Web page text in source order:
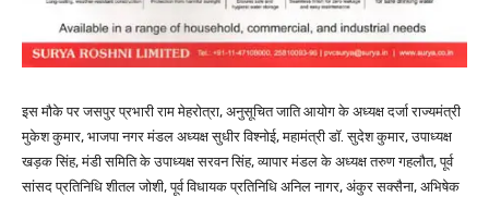
इस मौके पर जसपुर प्रभारी राम मेहरोत्रा, अनुसूचित जाति आयोग के अध्यक्ष दर्जा राज्यमंत्री
मुकेश कुमार, भाजपा नगर मंडल अध्यक्ष सुधीर विश्नोई, महामंत्री डॉ. सुदेश कुमार, उपाध्यक्ष
खड़क सिंह, मंडी समिति के उपाध्यक्ष सरवन सिंह, व्यापार मंडल के अध्यक्ष तरुण गहलौत, पूर्व
सांसद प्रतिनिधि शीतल जोशी, पूर्व विधायक प्रतिनिधि अनिल नागर, अंकुर सक्सैना, अभिषेक